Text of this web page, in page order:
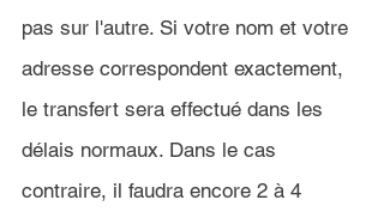
pas sur l'autre. Si votre nom et votre
adresse correspondent exactement,
le transfert sera effectué dans les
délais normaux. Dans le cas
contraire, il faudra encore 2 à 4